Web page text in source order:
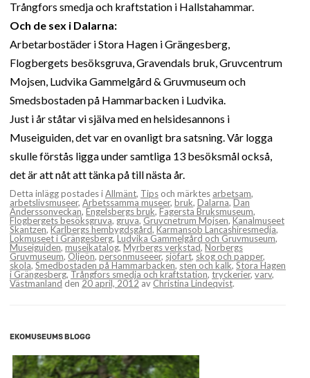
Trångfors smedja och kraftstation i Hallstahammar.
Och de sex i Dalarna:
Arbetarbostäder i Stora Hagen i Grängesberg,
Flogbergets besöksgruva, Gravendals bruk, Gruvcentrum
Mojsen, Ludvika Gammelgård & Gruvmuseum och
Smedsbostaden på Hammarbacken i Ludvika.
Just i år ståtar vi själva med en helsidesannons i
Museiguiden, det var en ovanligt bra satsning. Vår logga
skulle förstås ligga under samtliga 13 besöksmål också,
det är att nåt att tänka på till nästa år.
Detta inlägg postades iAllmänt, Tips och märktes arbetsam,
arbetslivsmuseer, Arbetssamma museer, bruk, Dalarna, Dan
Anderssonveckan, Engelsbergs bruk, Fagersta Bruksmuseum,
Flogbergets besöksgruva, gruva, Gruvcnetrum Mojsen, Kanalmuseet
Skantzen, Karlbergs hembygdsgård, Karmansob Lancashiresmedja,
Lokmuseet i Grängesberg, Ludvika Gammelgård och Gruvmuseum,
Museiguiden, museikatalog, Myrbergs verkstad, Norbergs
Gruvmuseum, Oljeön, personmuseeer, sjöfart, skog och papper,
skola, Smedbostaden på Hammarbacken, sten och kalk, Stora Hagen
i Grängesberg, Trångfors smedja och kraftstation, tryckerier, varv,
Västmanland den 20 april, 2012 av Christina Lindeqvist.
EKOMUSEUMS BLOGG